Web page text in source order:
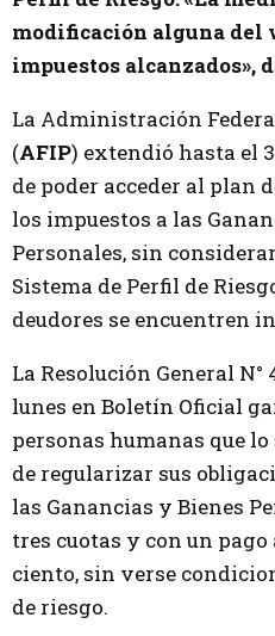
modificación alguna del
impuestos alcanzados»,
La Administración
(AFIP) extendió hasta el
de poder acceder al plan
los impuestos a las
Personales, sin
Sistema de Perfil de
deudores se encuentren
La Resolución General
lunes en Boletín Oficial
personas humanas que
de regularizar sus
las Ganancias y Bienes
tres cuotas y con un pago
ciento, sin verse
de riesgo.